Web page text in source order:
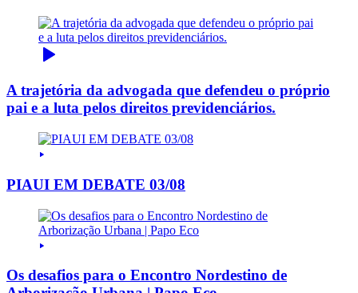
A trajetória da advogada que defendeu o próprio
pai e a luta pelos direitos previdenciários.
PIAUI EM DEBATE 03/08
Os desafios para o Encontro Nordestino de